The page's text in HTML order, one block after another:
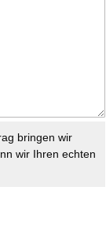
bringen wir
wir Ihren echten